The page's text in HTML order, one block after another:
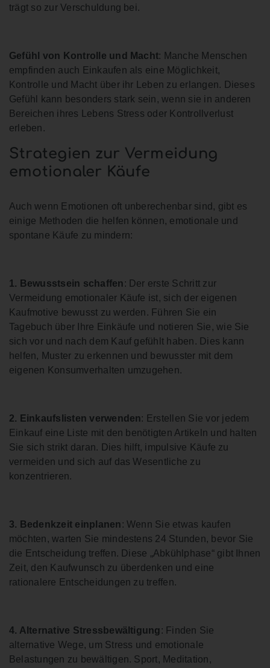
trägt so zur Verschuldung bei.
Gefühl von Kontrolle und Macht: Manche Menschen
empfinden auch Einkaufen als eine Möglichkeit,
Kontrolle und Macht über ihr Leben zu erlangen. Dieses
Gefühl kann besonders stark sein, wenn sie in anderen
Bereichen ihres Lebens Stress oder Kontrollverlust
erleben.
Strategien zur Vermeidung
emotionaler Käufe
Auch wenn Emotionen oft unberechenbar sind, gibt es
einige Methoden die helfen können, emotionale und
spontane Käufe zu mindern:
1. Bewusstsein schaffen : Der erste Schritt zur
Vermeidung emotionaler Käufe ist, sich der eigenen
Kaufmotive bewusst zu werden. Führen Sie ein
Tagebuch über Ihre Einkäufe und notieren Sie, wie Sie
sich vor und nach dem Kauf gefühlt haben. Dies kann
helfen, Muster zu erkennen und bewusster mit dem
eigenen Konsumverhalten umzugehen.
2. Einkaufslisten verwenden: Erstellen Sie vor jedem
Einkauf eine Liste mit den benötigten Artikeln und halten
Sie sich strikt daran. Dies hilft, impulsive Käufe zu
vermeiden und sich auf das Wesentliche zu
konzentrieren.
3. Bedenkzeit einplanen : Wenn Sie etwas kaufen
möchten, warten Sie mindestens 24 Stunden, bevor Sie
die Entscheidung treffen. Diese „Abkühlphase“ gibt Ihnen
Zeit, den Kaufwunsch zu überdenken und eine
rationalere Entscheidungen zu treffen.
4. Alternative Stressbewältigung : Finden Sie
alternative Wege, um Stress und emotionale
Belastungen zu bewältigen. Sport, Meditation,